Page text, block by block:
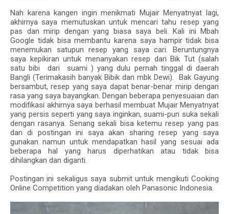
Nah karena kangen ingin menikmati Mujair Menyatnyat lagi,
akhirnya saya memutuskan untuk mencari tahu resep yang
pas dan mirip dengan yang biasa saya beli. Kali ini Mbah
Google tidak bisa membantu karena saya hampir tidak bisa
menemukan satupun resep yang saya cari. Beruntungnya
saya kepikiran untuk menanyakan resep dari Bik Tut (salah
satu bibi dari suami ) yang dulu pernah tinggal di daerah
Bangli (Terimakasih banyak Bibik dan mbk Dewi). Bak Gayung
bersambut, resep yang saya dapat benar-benar mirip dengan
rasa yang saya bayangkan. Dengan beberapa penyesuaian dan
modifikasi akhirnya saya berhasil membuat Mujair Menyatnyat
yang persis seperti yang saya inginkan, suami-pun suka sekali
dengan rasanya. Senang sekali bisa ketemu resep yang pas
dan di postingan ini saya akan sharing resep yang saya
gunakan namun untuk mendapatkan hasil yang sesuai ada
beberapa hal yang harus diperhatikan atau tidak bisa
dihilangkan dan diganti.
Postingan ini sekaligus saya submit untuk mengikuti Cooking
Online Competition yang diadakan oleh Panasonic Indonesia.